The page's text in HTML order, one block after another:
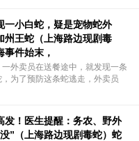
一小白蛇，疑是宠物蛇外
州王蛇（上海路边现剧毒
事件始末，
外卖员在送餐途中，就发现一条
为了预防这条蛇逃走，外卖员
发！医生提醒：务农、野外
”（上海路边现剧毒蛇）蛇